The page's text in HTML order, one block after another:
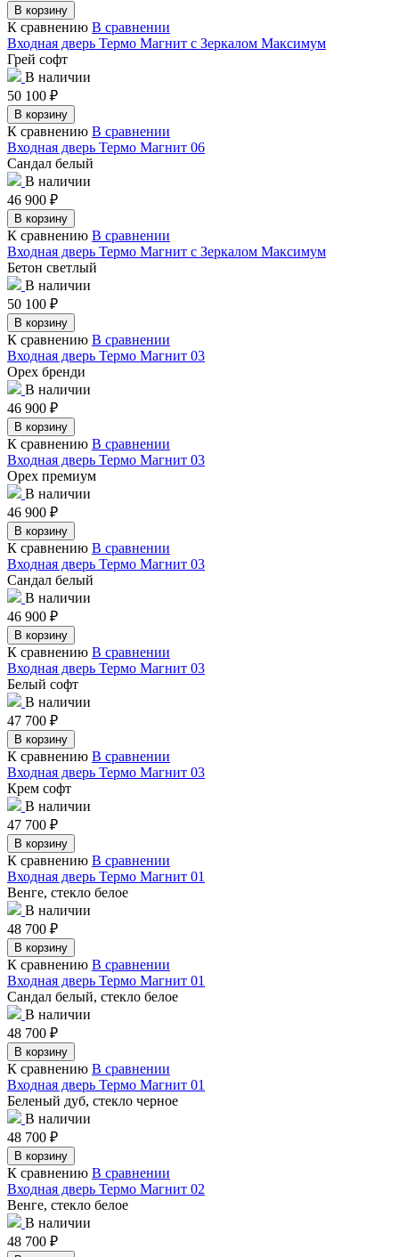
В корзину
К сравнению В сравнении
Входная дверь Термо Магнит с Зеркалом Максимум
Грей софт
В наличии
50 100 ₽
В корзину
К сравнению В сравнении
Входная дверь Термо Магнит 06
Сандал белый
В наличии
46 900 ₽
В корзину
К сравнению В сравнении
Входная дверь Термо Магнит с Зеркалом Максимум
Бетон светлый
В наличии
50 100 ₽
В корзину
К сравнению В сравнении
Входная дверь Термо Магнит 03
Орех бренди
В наличии
46 900 ₽
В корзину
К сравнению В сравнении
Входная дверь Термо Магнит 03
Орех премиум
В наличии
46 900 ₽
В корзину
К сравнению В сравнении
Входная дверь Термо Магнит 03
Сандал белый
В наличии
46 900 ₽
В корзину
К сравнению В сравнении
Входная дверь Термо Магнит 03
Белый софт
В наличии
47 700 ₽
В корзину
К сравнению В сравнении
Входная дверь Термо Магнит 03
Крем софт
В наличии
47 700 ₽
В корзину
К сравнению В сравнении
Входная дверь Термо Магнит 01
Венге, стекло белое
В наличии
48 700 ₽
В корзину
К сравнению В сравнении
Входная дверь Термо Магнит 01
Сандал белый, стекло белое
В наличии
48 700 ₽
В корзину
К сравнению В сравнении
Входная дверь Термо Магнит 01
Беленый дуб, стекло черное
В наличии
48 700 ₽
В корзину
К сравнению В сравнении
Входная дверь Термо Магнит 02
Венге, стекло белое
В наличии
48 700 ₽